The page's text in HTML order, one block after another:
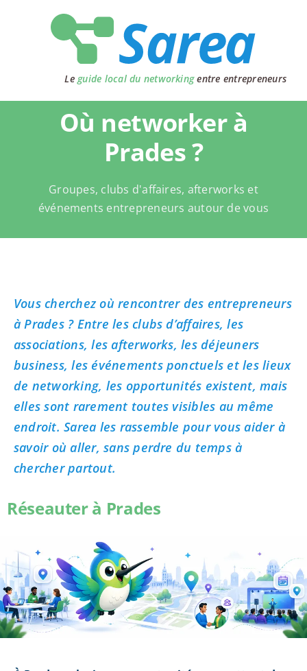
Le guide local du networkingentre entrepreneurs
Où networker à
Prades ?
Groupes, clubs d'affaires, afterworks et
événements entrepreneurs autour de vous
Vous cherchez où rencontrer des entrepreneurs
à Prades ? Entre les clubs d’affaires, les
associations, les afterworks, les déjeuners
business, les événements ponctuels et les lieux
de networking, les opportunités existent, mais
elles sont rarement toutes visibles au même
endroit. Sarea les rassemble pour vous aider à
savoir où aller, sans perdre du temps à
chercher partout.
Réseauter à Prades